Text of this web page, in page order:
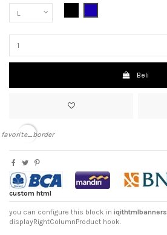
Beli
favorite_border
custom html
you can configure this block in iqithtmlbanners
displayRightColumnProduct hook.